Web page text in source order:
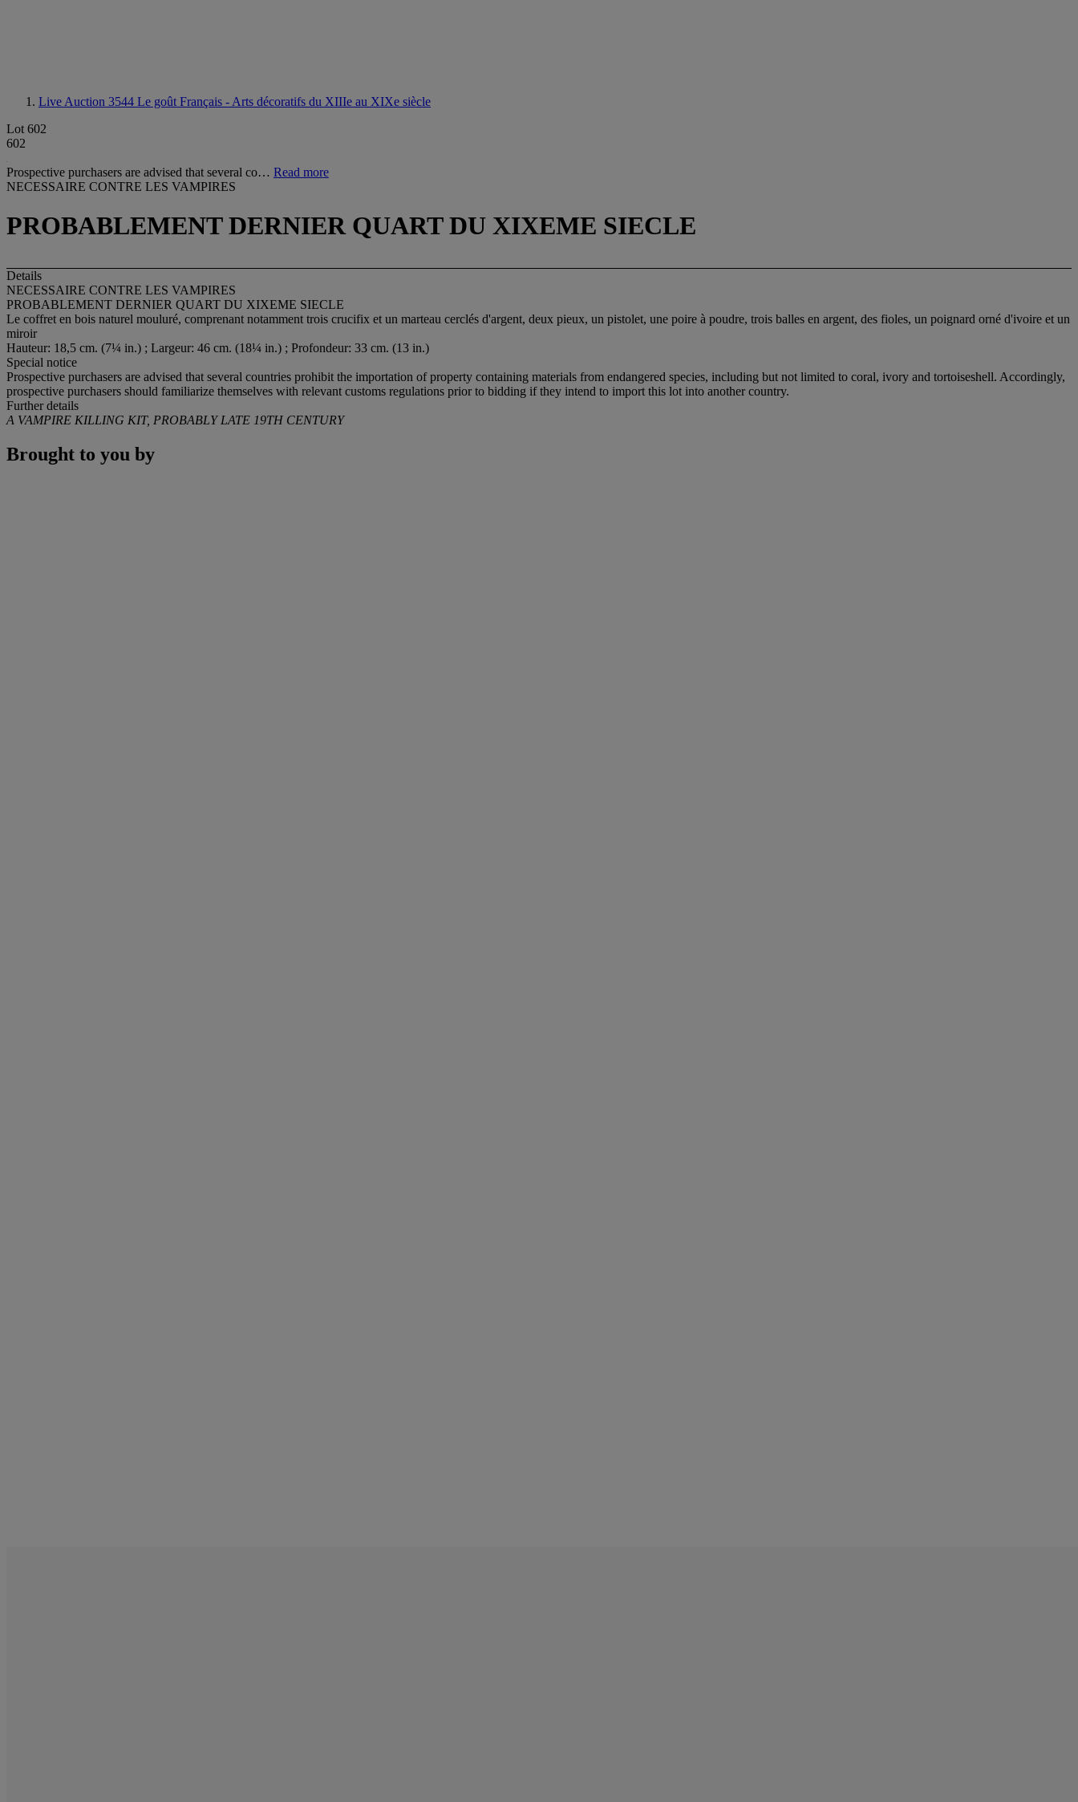
Live Auction 3544 Le goût Français - Arts décoratifs du XIIIe au XIXe siècle
Lot 602
602
Prospective purchasers are advised that several co… Read more
NECESSAIRE CONTRE LES VAMPIRES
PROBABLEMENT DERNIER QUART DU XIXEME SIECLE
Details
NECESSAIRE CONTRE LES VAMPIRES
PROBABLEMENT DERNIER QUART DU XIXEME SIECLE
Le coffret en bois naturel mouluré, comprenant notamment trois crucifix et un marteau cerclés d'argent, deux pieux, un pistolet, une poire à poudre, trois balles en argent, des fioles, un poignard orné d'ivoire et un
miroir
Hauteur: 18,5 cm. (7¼ in.) ; Largeur: 46 cm. (18¼ in.) ; Profondeur: 33 cm. (13 in.)
Special notice
Prospective purchasers are advised that several countries prohibit the importation of property containing materials from endangered species, including but not limited to coral, ivory and tortoiseshell. Accordingly,
prospective purchasers should familiarize themselves with relevant customs regulations prior to bidding if they intend to import this lot into another country.
Further details
A VAMPIRE KILLING KIT, PROBABLY LATE 19TH CENTURY
Brought to you by